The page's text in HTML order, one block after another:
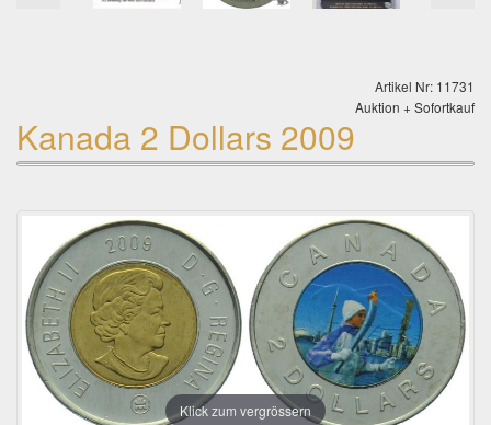
Artikel Nr: 11731
Auktion + Sofortkauf
Kanada 2 Dollars 2009
Klick zum vergrössern